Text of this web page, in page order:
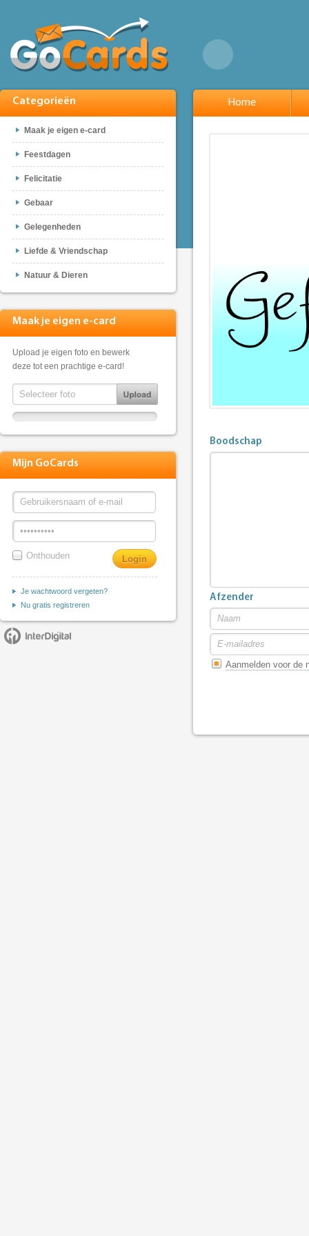
Categorieën
Maak je eigen e-card
Feestdagen
Felicitatie
Gebaar
Gelegenheden
Liefde & Vriendschap
Natuur & Dieren
Maak je eigen e-card
Upload je eigen foto en bewerk
deze tot een prachtige e-card!
Mijn GoCards
Onthouden
Je wachtwoord vergeten?
Nu gratis registreren
Home
Boodschap
Afzender
Aanmelden voor de